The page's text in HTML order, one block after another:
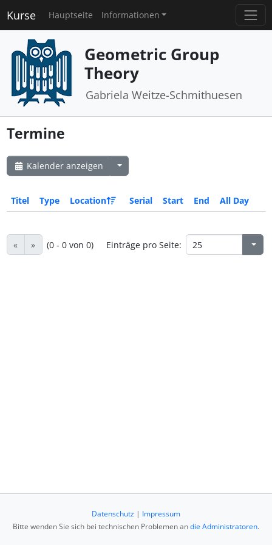
Kurse Hauptseite Informationen
Geometric Group
Theory
Gabriela Weitze-Schmithuesen
Termine
Kalender anzeigen
Titel Type Location Serial Start End All Day
« » (0 - 0 von 0) Einträge pro Seite:
Datenschutz | Impressum
Bitte wenden Sie sich bei technischen Problemen andie Administratoren.